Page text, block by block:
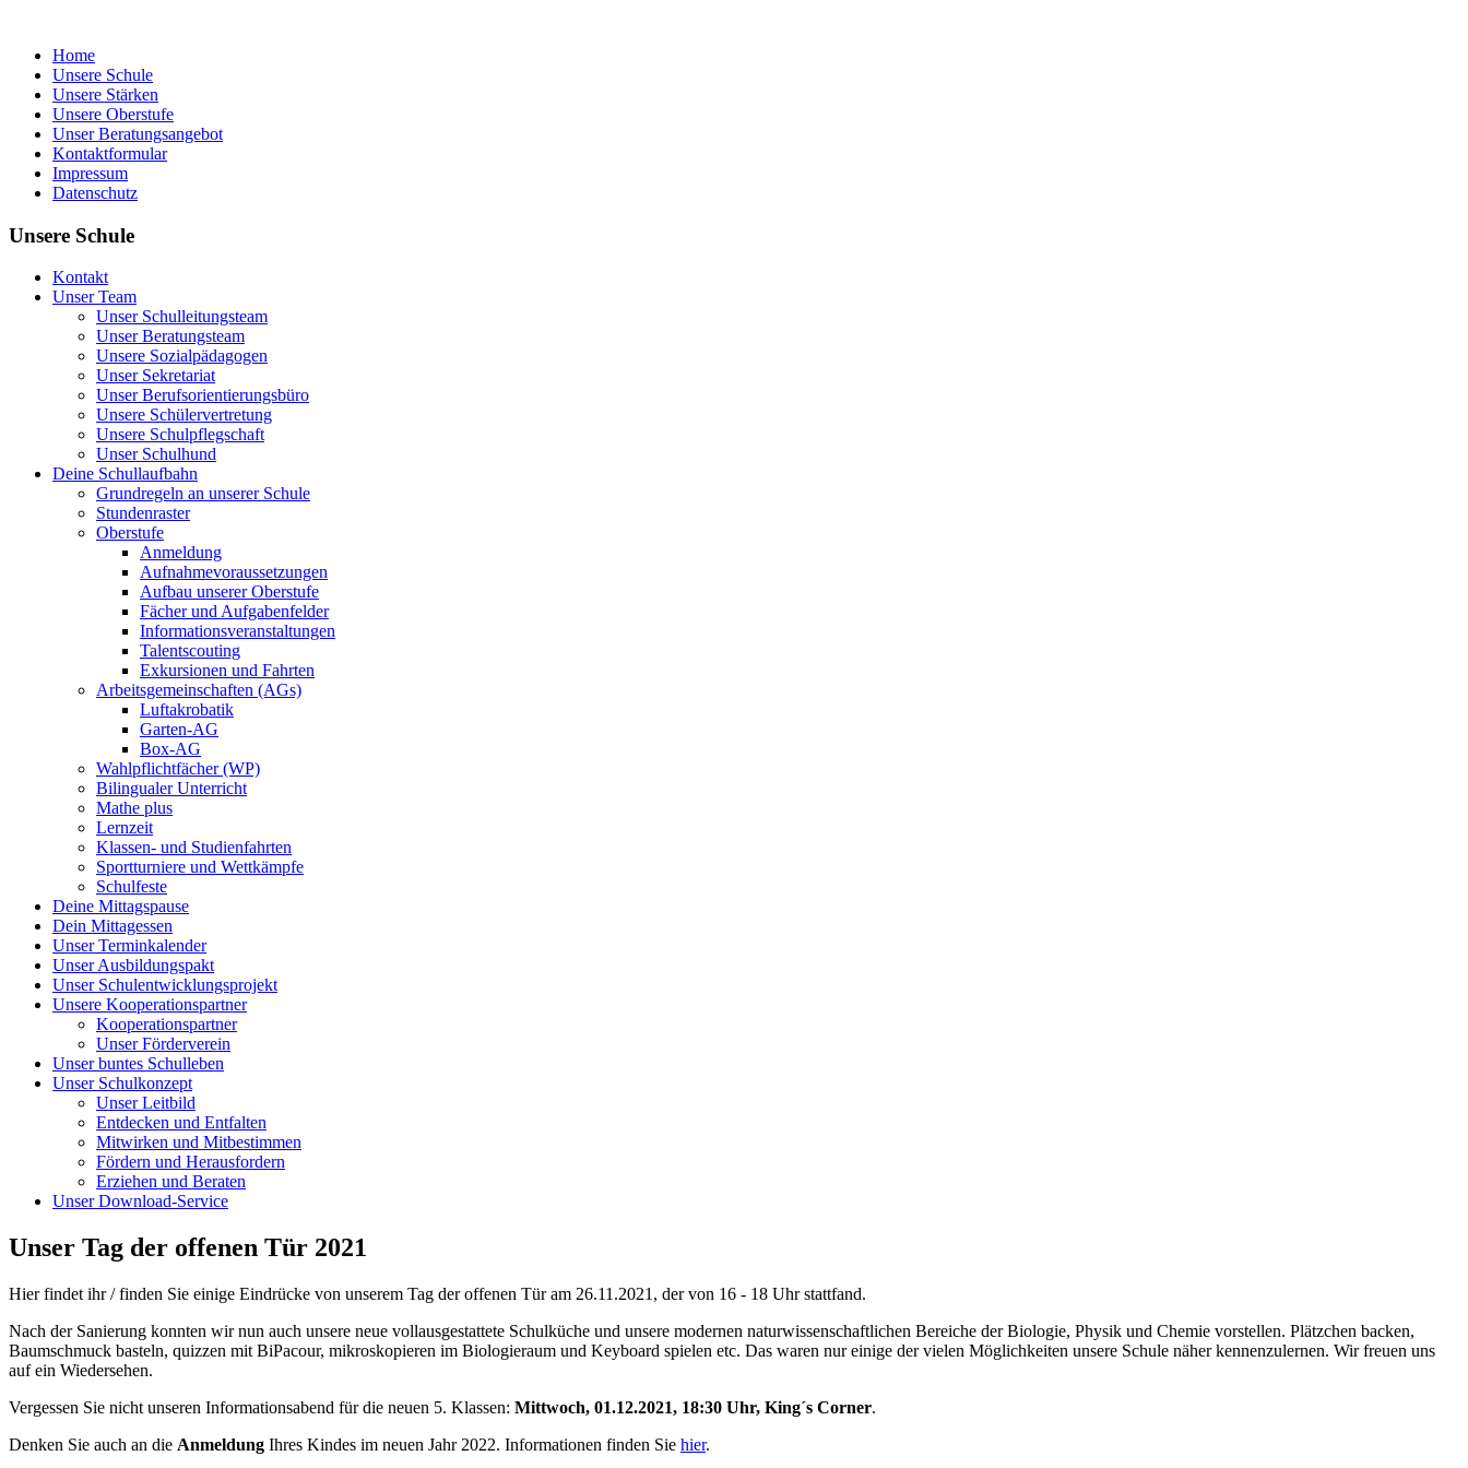
Home
Unsere Schule
Unsere Stärken
Unsere Oberstufe
Unser Beratungsangebot
Kontaktformular
Impressum
Datenschutz
Unsere Schule
Kontakt
Unser Team
Unser Schulleitungsteam
Unser Beratungsteam
Unsere Sozialpädagogen
Unser Sekretariat
Unser Berufsorientierungsbüro
Unsere Schülervertretung
Unsere Schulpflegschaft
Unser Schulhund
Deine Schullaufbahn
Grundregeln an unserer Schule
Stundenraster
Oberstufe
Anmeldung
Aufnahmevoraussetzungen
Aufbau unserer Oberstufe
Fächer und Aufgabenfelder
Informationsveranstaltungen
Talentscouting
Exkursionen und Fahrten
Arbeitsgemeinschaften (AGs)
Luftakrobatik
Garten-AG
Box-AG
Wahlpflichtfächer (WP)
Bilingualer Unterricht
Mathe plus
Lernzeit
Klassen- und Studienfahrten
Sportturniere und Wettkämpfe
Schulfeste
Deine Mittagspause
Dein Mittagessen
Unser Terminkalender
Unser Ausbildungspakt
Unser Schulentwicklungsprojekt
Unsere Kooperationspartner
Kooperationspartner
Unser Förderverein
Unser buntes Schulleben
Unser Schulkonzept
Unser Leitbild
Entdecken und Entfalten
Mitwirken und Mitbestimmen
Fördern und Herausfordern
Erziehen und Beraten
Unser Download-Service
Unser Tag der offenen Tür 2021
Hier findet ihr / finden Sie einige Eindrücke von unserem Tag der offenen Tür am 26.11.2021, der von 16 - 18 Uhr stattfand.
Nach der Sanierung konnten wir nun auch unsere neue vollausgestattete Schulküche und unsere modernen naturwissenschaftlichen Bereiche der Biologie, Physik und Chemie vorstellen. Plätzchen backen,
Baumschmuck basteln, quizzen mit BiPacour, mikroskopieren im Biologieraum und Keyboard spielen etc. Das waren nur einige der vielen Möglichkeiten unsere Schule näher kennenzulernen. Wir freuen uns
auf ein Wiedersehen.
Vergessen Sie nicht unseren Informationsabend für die neuen 5. Klassen: Mittwoch, 01.12.2021, 18:30 Uhr, King´s Corner.
Denken Sie auch an die Anmeldung Ihres Kindes im neuen Jahr 2022. Informationen finden Sie hier.